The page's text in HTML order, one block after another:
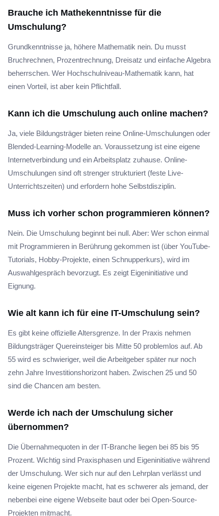
Brauche ich Mathekenntnisse für die
Umschulung?
Grundkenntnisse ja, höhere Mathematik nein. Du musst
Bruchrechnen, Prozentrechnung, Dreisatz und einfache Algebra
beherrschen. Wer Hochschulniveau-Mathematik kann, hat
einen Vorteil, ist aber kein Pflichtfall.
Kann ich die Umschulung auch online machen?
Ja, viele Bildungsträger bieten reine Online-Umschulungen oder
Blended-Learning-Modelle an. Voraussetzung ist eine eigene
Internetverbindung und ein Arbeitsplatz zuhause. Online-
Umschulungen sind oft strenger strukturiert (feste Live-
Unterrichtszeiten) und erfordern hohe Selbstdisziplin.
Muss ich vorher schon programmieren können?
Nein. Die Umschulung beginnt bei null. Aber: Wer schon einmal
mit Programmieren in Berührung gekommen ist (über YouTube-
Tutorials, Hobby-Projekte, einen Schnupperkurs), wird im
Auswahlgespräch bevorzugt. Es zeigt Eigeninitiative und
Eignung.
Wie alt kann ich für eine IT-Umschulung sein?
Es gibt keine offizielle Altersgrenze. In der Praxis nehmen
Bildungsträger Quereinsteiger bis Mitte 50 problemlos auf. Ab
55 wird es schwieriger, weil die Arbeitgeber später nur noch
zehn Jahre Investitionshorizont haben. Zwischen 25 und 50
sind die Chancen am besten.
Werde ich nach der Umschulung sicher
übernommen?
Die Übernahmequoten in der IT-Branche liegen bei 85 bis 95
Prozent. Wichtig sind Praxisphasen und Eigeninitiative während
der Umschulung. Wer sich nur auf den Lehrplan verlässt und
keine eigenen Projekte macht, hat es schwerer als jemand, der
nebenbei eine eigene Webseite baut oder bei Open-Source-
Projekten mitmacht.